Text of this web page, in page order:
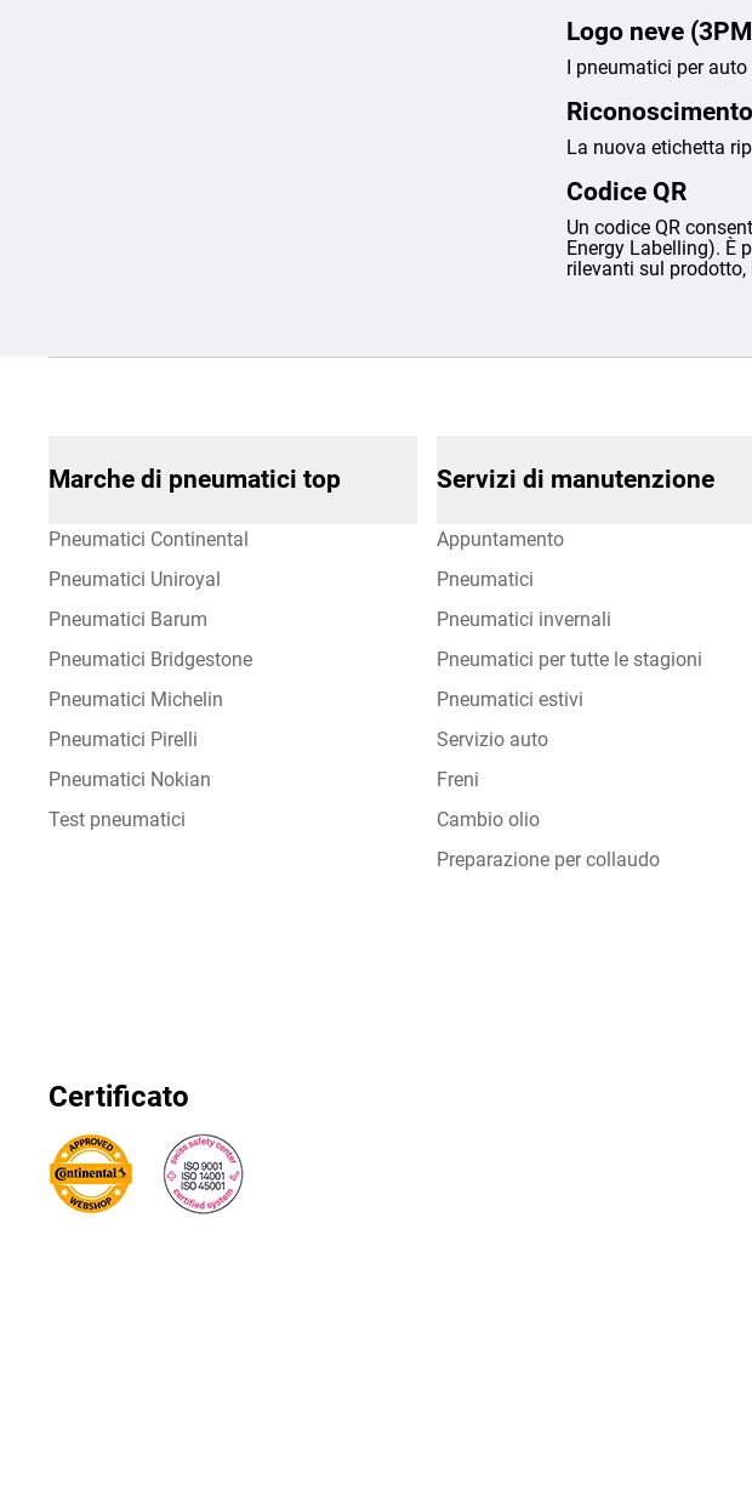
Logo neve
I pneumatici per
La nuova etichetta
Codice QR
Un codice QR
Energy Labelling). È
rilevanti sul
Marche di pneumatici top
Pneumatici Continental
Pneumatici Uniroyal
Pneumatici Barum
Pneumatici Bridgestone
Pneumatici Michelin
Pneumatici Pirelli
Pneumatici Nokian
Test pneumatici
Servizi di manutenzione
Appuntamento
Pneumatici
Pneumatici invernali
Pneumatici per tutte le stagioni
Pneumatici estivi
Servizio auto
Freni
Cambio olio
Preparazione per collaudo
Certificato